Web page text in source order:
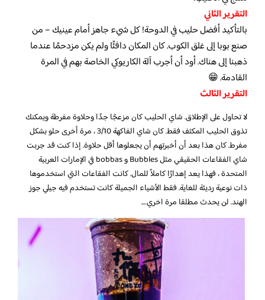
التقرير الثاني
بالتأكيد أفضل حليب في الدوحة! كل شيء جاهز أمام عينيك – من
صنع بوبا إلى غلق الكوب. كان المكان دافئًا ولم يكن مزدحمًا عندما
ذهبنا إلى هناك. أود أن أجرب آلة الكاريوكي الخاصة بهم في المرة
القادمة. 😁
التقرير الثالث
لا تحاول على الإطلاق. شاي الحليب كان مزعجًا جدًا وحلاوة مفرطة ويمكنك
تذوق الحليب المكثف فقط. كان شاي الفاكهة 3/10 ، مرة أخرى حلو بشكل
مفرط. كان هذا بعد أن أخبرتهم أن يجعلوها أقل حلاوة. إذا كنت قد جربت
شاي الفقاعات الحقيقي مثل Bubbles و bobbas في الإمارات العربية
المتحدة ، فهذا يعد إهدارًا كاملاً للمال. كانت الفقاعات التي استخدموها
ذات نوعية رديئة للغاية. فقط الأشياء الجميلة كانت تستخدم فيه جيلي جوز
الهند. لن يحدث مطلقا مرة اخري….